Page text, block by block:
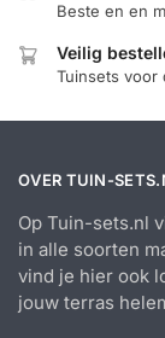
Beste en en
Veilig
Tuinsets voor
OVER TUIN-
Op Tuin-sets.nl
in alle soorten
vind je hier ook
jouw terras